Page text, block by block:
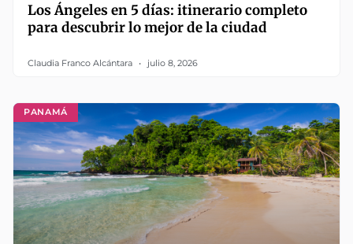
Los Ángeles en 5 días: itinerario completo
para descubrir lo mejor de la ciudad
Claudia Franco Alcántara julio 8, 2026
PANAMÁ